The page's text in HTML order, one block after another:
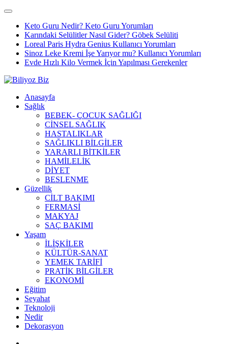
Keto Guru Nedir? Keto Guru Yorumları
Karındaki Selülitler Nasıl Gider? Göbek Selüliti
Loreal Paris Hydra Genius Kullanıcı Yorumları
Sinoz Leke Kremi İşe Yarıyor mu? Kullanıcı Yorumları
Evde Hızlı Kilo Vermek İçin Yapılması Gerekenler
Anasayfa
Sağlık
BEBEK- ÇOCUK SAĞLIĞI
CİNSEL SAĞLIK
HASTALIKLAR
SAĞLIKLI BİLGİLER
YARARLI BİTKİLER
HAMİLELİK
DİYET
BESLENME
Güzellik
CİLT BAKIMI
FERMASİ
MAKYAJ
SAÇ BAKIMI
Yaşam
İLİŞKİLER
KÜLTÜR-SANAT
YEMEK TARİFİ
PRATİK BİLGİLER
EKONOMİ
Eğitim
Seyahat
Teknoloji
Nedir
Dekorasyon